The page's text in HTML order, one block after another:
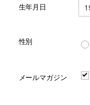
生年月日
性別
メールマガジン